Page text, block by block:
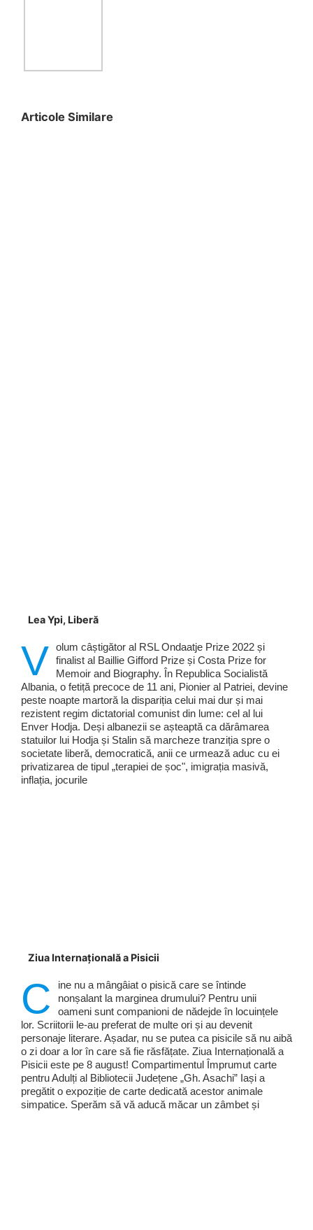
Articole Similare
Lea Ypi, Liberă
V olum câștigător al RSL Ondaatje Prize 2022 și
finalist al Baillie Gifford Prize și Costa Prize for
Memoir and Biography. În Republica Socialistă
Albania, o fetiță precoce de 11 ani, Pionier al Patriei, devine
peste noapte martoră la dispariția celui mai dur și mai
rezistent regim dictatorial comunist din lume: cel al lui
Enver Hodja. Deși albanezii se așteaptă ca dărâmarea
statuilor lui Hodja și Stalin să marcheze tranziția spre o
societate liberă, democratică, anii ce urmează aduc cu ei
privatizarea de tipul „terapiei de șoc", imigrația masivă,
inflația, jocurile
Ziua Internațională a Pisicii
C
ine nu a mângâiat o pisică care se întinde
nonșalant la marginea drumului? Pentru unii
oameni sunt companioni de nădejde în locuințele
lor. Scriitorii le-au preferat de multe ori și au devenit
personaje literare. Așadar, nu se putea ca pisicile să nu aibă
o zi doar a lor în care să fie răsfățate. Ziua Internațională a
Pisicii este pe 8 august! Compartimentul Împrumut carte
pentru Adulți al Bibliotecii Județene „Gh. Asachi” Iași a
pregătit o expoziție de carte dedicată acestor animale
simpatice. Sperăm să vă aducă măcar un zâmbet și